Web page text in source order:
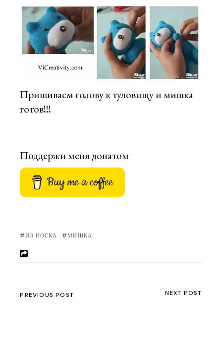
Пришиваем голову к туловищу и мишка
готов!!!
Поддержи меня донатом
Buy me a coffee
ИЗ НОСКА МИШКА
PREVIOUS POST NEXT POST